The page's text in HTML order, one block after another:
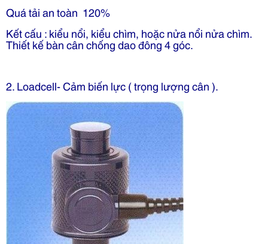
Quá tải an toàn 120%
Kết cấu : kiểu nổi, kiểu chìm, hoặc nửa nổi nửa chìm.
Thiết kế bàn cân chống dao đông 4 góc.
2. Loadcell- Cảm biến lực ( trọng lượng cân ).